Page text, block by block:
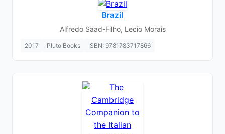
Brazil
Alfredo Saad-Filho, Lecio Morais
2017 Pluto Books ISBN: 9781783717866